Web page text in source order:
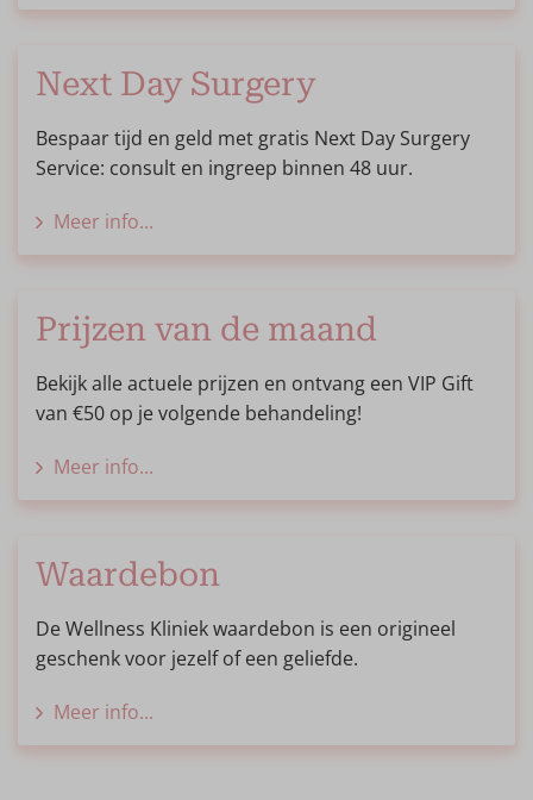
Next Day Surgery
Bespaar tijd en geld met gratis Next Day Surgery
Service: consult en ingreep binnen 48 uur.
Meer info...
Prijzen van de maand
Bekijk alle actuele prijzen en ontvang een VIP Gift
van €50 op je volgende behandeling!
Meer info...
Waardebon
De Wellness Kliniek waardebon is een origineel
geschenk voor jezelf of een geliefde.
Meer info...